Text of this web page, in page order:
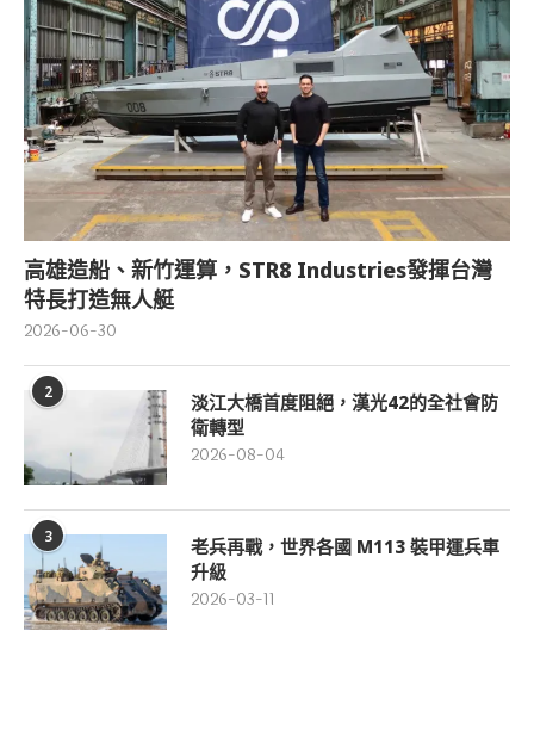
高雄造船、新竹運算，STR8 Industries發揮台灣
特長打造無人艇
2026-06-30
2
淡江大橋首度阻絕，漢光42的全社會防
衛轉型
2026-08-04
3
老兵再戰，世界各國 M113 裝甲運兵車
升級
2026-03-11